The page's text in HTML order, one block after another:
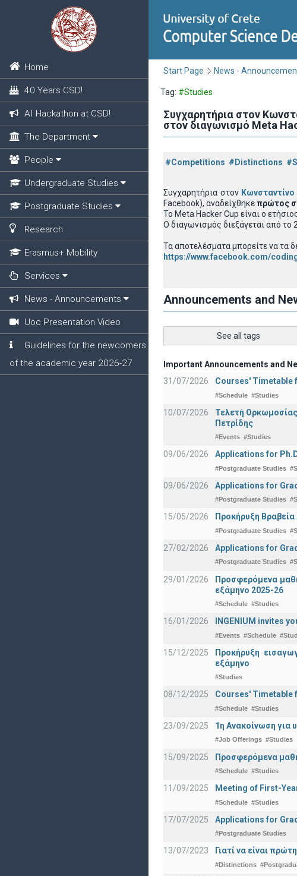
Home
40 Years CSD!
AI Hackathon at CSD!
The Department
People
Undergraduate Studies
Postgraduate Studies
Research
Erasmus+ Mobility
Services
News - Announcements
Uoc Presentation Video
Guidelines for the newcomers
of the academic year 2026-27
Start Page News -
Tag: #Studies
Συγχαρητήρια στον
στον διαγωνισμό Meta
#Competitions #Distinctions
Συγχαρητήρια στον
Facebook), αναδείχθηκεπρώτος
To Meta Hacker Cup είναι ο
Ο διαγωνισμός διεξάγεται από το
Τα αποτελέσματα μπορείτε να τα
https://www.facebook.com/
Announcements and
See all tags
Important Announcements and
31/07/2026
Courses' Timetable
#Schedule #Studies
10/07/2026
Τελετή
Πετρίδης
#Events #Studies
09/06/2026 Applications for
#Postgraduate Studies
09/06/2026 Applications for
#Postgraduate Studies
15/05/2026 Προκήρυξη
#Postgraduate Studies
27/02/2026 Applications for
#Postgraduate Studies
29/01/2026
Προσφερόμενα
εξάμηνο 2025-26
#Schedule #Studies
16/01/2026 INGENIUM invites
#Events #Schedule
15/12/2025
Προκήρυξη
εξάμηνο
#Studies
08/12/2025 Courses' Timetable
#Schedule #Studies
23/09/2025 1η Ανακοίνωση για
#Job Offerings #Studies
15/09/2025 Προσφερόμενα
#Schedule #Studies
11/09/2025 Meeting of First-
#Schedule #Studies
17/07/2025 Applications for
#Postgraduate Studies
13/07/2023 Γιατί να είναι
#Distinctions